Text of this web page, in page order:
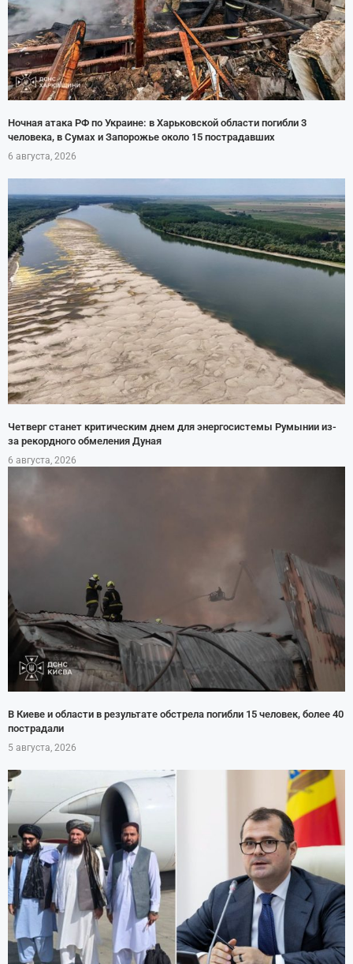
Ночная атака РФ по Украине: в Харьковской области погибли 3
человека, в Сумах и Запорожье около 15 пострадавших
6 августа, 2026
Четверг станет критическим днем для энергосистемы Румынии из-
за рекордного обмеления Дуная
6 августа, 2026
В Киеве и области в результате обстрела погибли 15 человек, более 40
пострадали
5 августа, 2026